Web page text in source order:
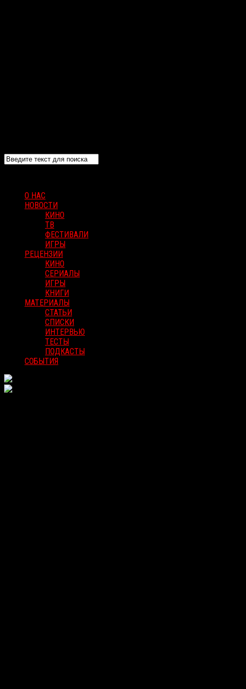
О НАС
НОВОСТИ
КИНО
ТВ
ФЕСТИВАЛИ
ИГРЫ
РЕЦЕНЗИИ
КИНО
СЕРИАЛЫ
ИГРЫ
КНИГИ
МАТЕРИАЛЫ
СТАТЬИ
СПИСКИ
ИНТЕРВЬЮ
ТЕСТЫ
ПОДКАСТЫ
СОБЫТИЯ